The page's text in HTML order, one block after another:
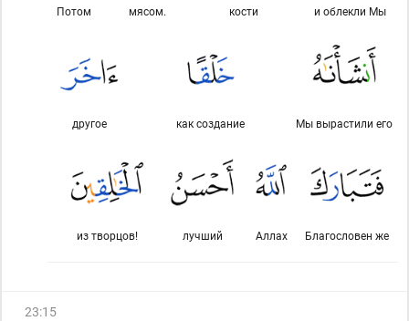
и облекли Мы
кости
мясом.
Потом
Мы вырастили его
как создание
другое
Благословен же
Аллах
лучший
из творцов!
23:15